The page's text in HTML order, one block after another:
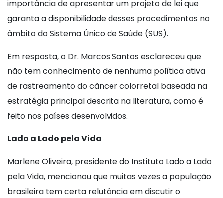
importância de apresentar um projeto de lei que
garanta a disponibilidade desses procedimentos no
âmbito do Sistema Único de Saúde (SUS).
Em resposta, o Dr. Marcos Santos esclareceu que
não tem conhecimento de nenhuma política ativa
de rastreamento do câncer colorretal baseada na
estratégia principal descrita na literatura, como é
feito nos países desenvolvidos.
Lado a Lado pela Vida
Marlene Oliveira, presidente do Instituto Lado a Lado
pela Vida, mencionou que muitas vezes a população
brasileira tem certa relutância em discutir o